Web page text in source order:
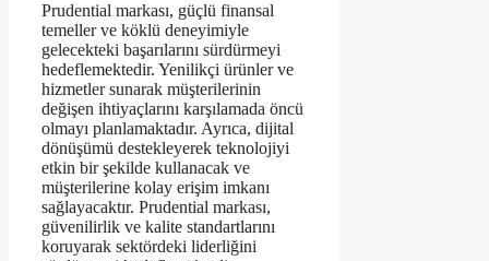
Prudential markası, güçlü finansal
temeller ve köklü deneyimiyle
gelecekteki başarılarını sürdürmeyi
hedeflemektedir. Yenilikçi ürünler ve
hizmetler sunarak müşterilerinin
değişen ihtiyaçlarını karşılamada öncü
olmayı planlamaktadır. Ayrıca, dijital
dönüşümü destekleyerek teknolojiyi
etkin bir şekilde kullanacak ve
müşterilerine kolay erişim imkanı
sağlayacaktır. Prudential markası,
güvenilirlik ve kalite standartlarını
koruyarak sektördeki liderliğini